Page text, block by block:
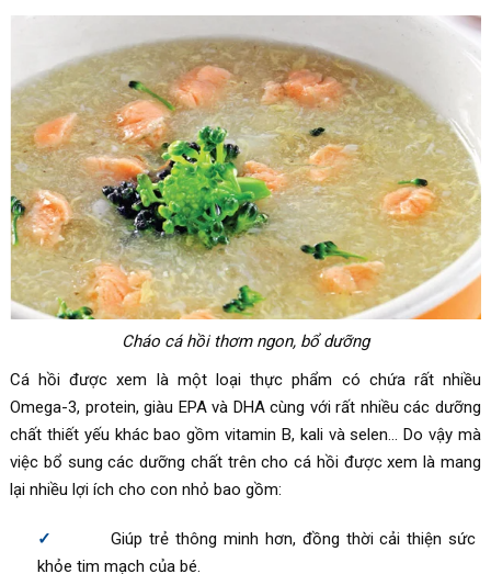
Cháo cá hồi thơm ngon, bổ dưỡng
Cá hồi được xem là một loại thực phẩm có chứa rất nhiều
Omega-3, protein, giàu EPA và DHA cùng với rất nhiều các dưỡng
chất thiết yếu khác bao gồm vitamin B, kali và selen… Do vậy mà
việc bổ sung các dưỡng chất trên cho cá hồi được xem là mang
lại nhiều lợi ích cho con nhỏ bao gồm:
Giúp trẻ thông minh hơn, đồng thời cải thiện sức
khỏe tim mạch của bé.